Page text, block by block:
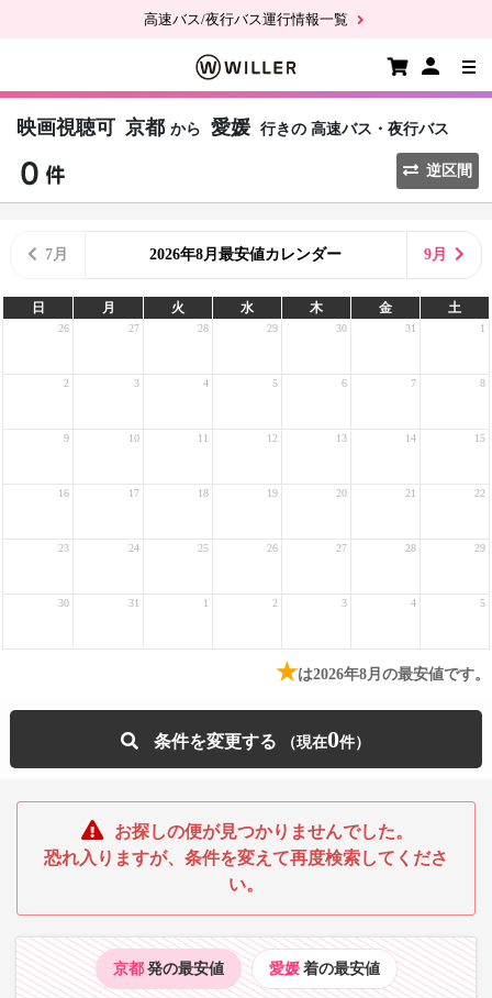
高速バス/夜行バス運行情報一覧
映画視聴可 京都 から 愛媛 行きの 高速バス・夜行バス
逆区間
7月 2026年8月最安値カレンダー 9月
日 月 火 水 木 金 土
26 27 28 29 30 31 1
2 3 4 5 6 7 8
9 10 11 12 13 14 15
16 17 18 19 20 21 22
23 24 25 26 27 28 29
30 31 1 2 3 4 5
★は2026年8月の最安値です。
条件を変更する 0
お探しの便が見つかりませんでした。
恐れ入りますが、条件を変えて再度検索してくださ
い。
京都 発の最安値 愛媛 着の最安値